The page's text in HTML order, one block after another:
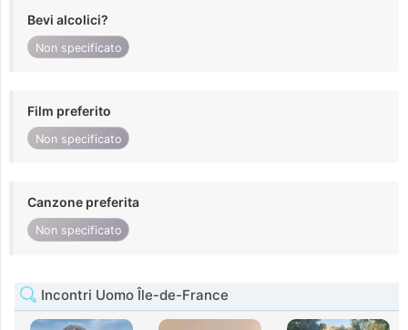
Bevi alcolici?
Non specificato
Film preferito
Non specificato
Canzone preferita
Non specificato
Incontri Uomo Île-de-France